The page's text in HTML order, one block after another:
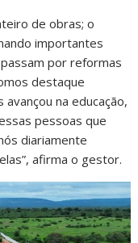
de obras; o
importantes
por reformas
destaque
na educação,
pessoas que
diariamente
afirma o gestor.